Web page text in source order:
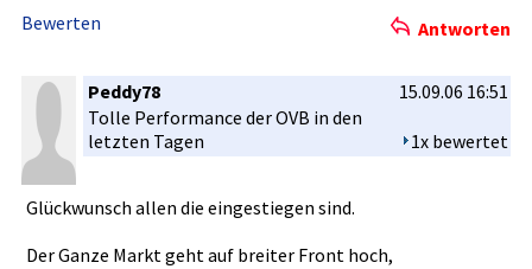
nur bin ich Mittel bis Langfristi­g eben nicht davon
Aber jeder sollte seine Erfahrunge­n mit der OVB selber
machen.
Vielleicht­ kannst Du jeyjey ja mal ne Nummer hier rein
stellen,
wo sich jeder selbst mit der OVB in Verbindung­ setzen kann
und sich eine eigene Meinung zur OVB und deren Praxis
machen kann.
Bewerten
Antworten
Peddy78 15.09.06 16:51
1x bewertet
Tolle Performanc­e der OVB in den
letzten Tagen
Glückwunsc­h allen die eingestieg­en sind.
Der Ganze Markt geht auf breiter Front hoch,